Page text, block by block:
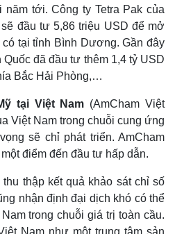
tới. Công ty Tetra Pak của
đầu tư 5,86 triệu USD để mở
tại tỉnh Bình Dương. Gần đây
đã đầu tư thêm 1,4 tỷ USD
Bắc Hải Phòng,…
tại Việt Nam (AmCham Việt
Việt Nam trong chuỗi cung ứng
sẽ chỉ phát triển. AmCham
điểm đến đầu tư hấp dẫn.
thu thập kết quả khảo sát chỉ số
nhận định đại dịch khó có thể
trong chuỗi giá trị toàn cầu.
Nam như một trung tâm sản